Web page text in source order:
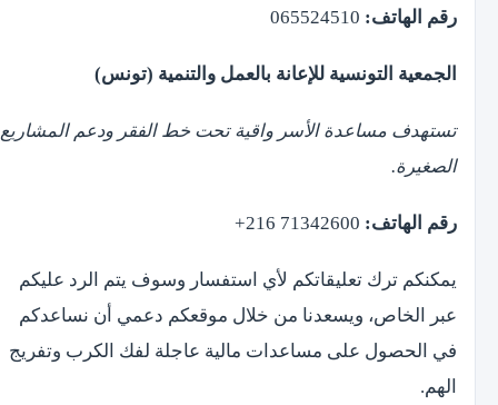
رقم الهاتف:
الجمعية التونسية للإعانة بالعمل والتنمية (تونس)
تستهدف مساعدة الأسر واقية تحت خط الفقر ودعم المشاريع
الصغيرة.
رقم الهاتف:
يمكنكم ترك تعليقاتكم لأي استفسار وسوف يتم الرد عليكم
عبر الخاص، ويسعدنا من خلال موقعكم دعمي أن نساعدكم
في الحصول على مساعدات مالية عاجلة لفك الكرب وتفريج
الهم.